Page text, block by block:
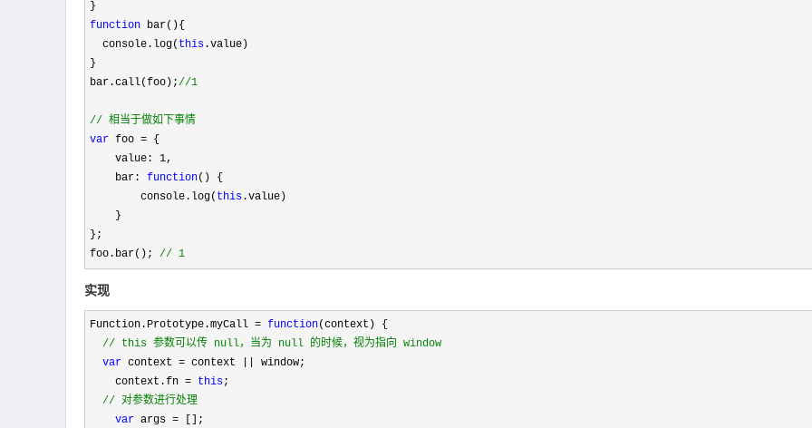
function bar(){
  console.log(
this .value)
}
bar.call(foo);//1
// 相当于做如下事情
var foo = {
    value:
1,
    bar:
function() {
        console.log(
this .value)
};
foo.bar(); // 1
​实现
Function.Prototype.myCall = function(context) {
// this 参数可以传 null，当为 null 的时候，视为指向 window
var context = context ||
window;
    context.fn
= this;
// 对参数进行处理
var args = [];